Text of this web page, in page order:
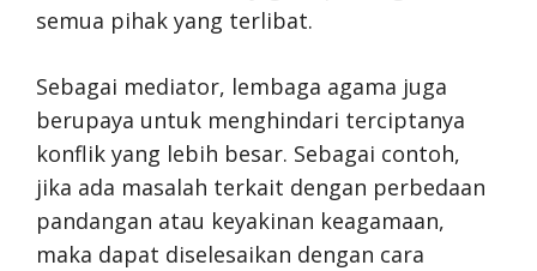
semua pihak yang terlibat.
Sebagai mediator, lembaga agama juga
berupaya untuk menghindari terciptanya
konflik yang lebih besar. Sebagai contoh,
jika ada masalah terkait dengan perbedaan
pandangan atau keyakinan keagamaan,
maka dapat diselesaikan dengan cara